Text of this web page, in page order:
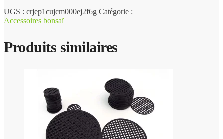
UGS : crjep1cujcm000ej2f6g Catégorie :
Accessoires bonsaï
Produits similaires